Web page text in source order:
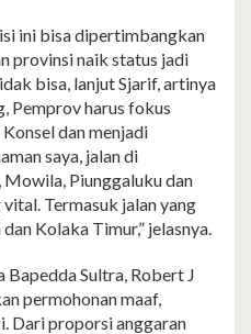
ini bisa dipertimbangkan
provinsi naik status jadi
bisa, lanjut Sjarif, artinya
Pemprov harus fokus
dan menjadi
saya, jalan di
Mowila, Piunggaluku dan
Termasuk jalan yang
Kolaka Timur,” jelasnya.
Bapedda Sultra, Robert J
permohonan maaf,
Dari proporsi anggaran